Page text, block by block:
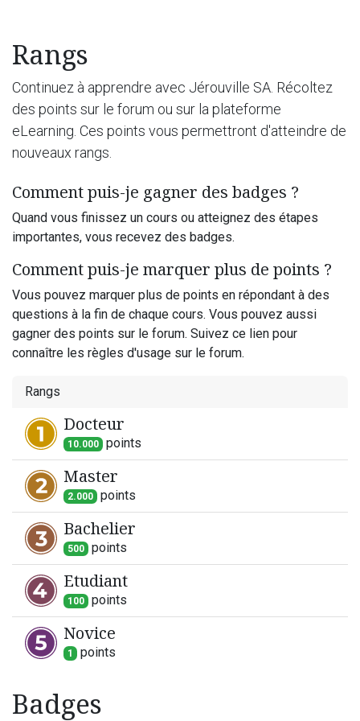
Rangs
Continuez à apprendre avec Jérouville SA. Récoltez
des points sur le forum ou sur la plateforme
eLearning. Ces points vous permettront d'atteindre de
nouveaux rangs.
Comment puis-je gagner des badges ?
Quand vous finissez un cours ou atteignez des étapes
importantes, vous recevez des badges.
Comment puis-je marquer plus de points ?
Vous pouvez marquer plus de points en répondant à des
questions à la fin de chaque cours. Vous pouvez aussi
gagner des points sur le forum. Suivez ce lien pour
connaître les règles d'usage sur le forum.
Rangs
Docteur
10.000 points
Master
2.000 points
Bachelier
500 points
Etudiant
100 points
Novice
1 points
Badges